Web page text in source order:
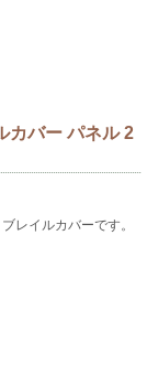
カバー パネル 2
レイルカバーです。